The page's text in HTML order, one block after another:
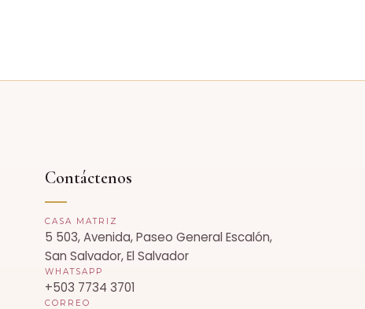
Contáctenos
CASA MATRIZ
5 503, Avenida, Paseo General Escalón,
San Salvador, El Salvador
WHATSAPP
+503 7734 3701
CORREO